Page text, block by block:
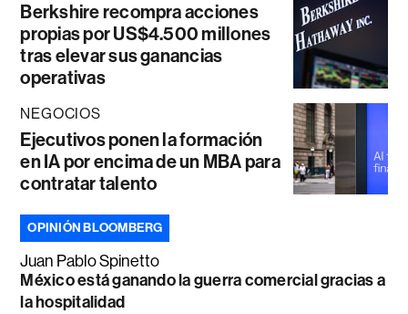
Berkshire recompra acciones
propias por US$4.500 millones
tras elevar sus ganancias
operativas
NEGOCIOS
Ejecutivos ponen la formación
en IA por encima de un MBA para
contratar talento
OPINIÓN BLOOMBERG
Juan Pablo Spinetto
México está ganando la guerra comercial gracias a
la hospitalidad